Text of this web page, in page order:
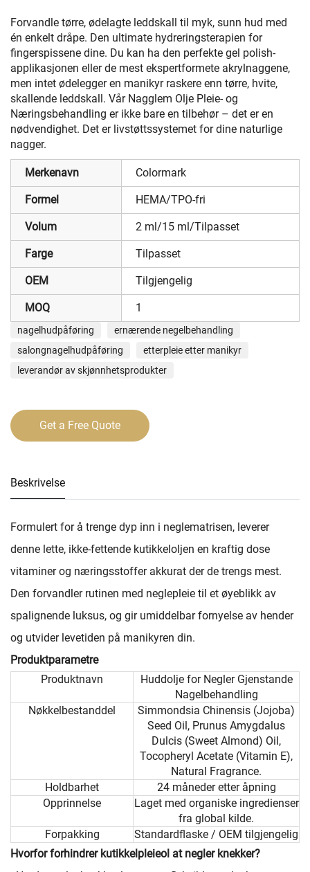
Forvandle tørre, ødelagte leddskall til myk, sunn hud med
én enkelt dråpe. Den ultimate hydreringsterapien for
fingerspissene dine. Du kan ha den perfekte gel polish-
applikasjonen eller de mest ekspertformete akrylnaggene,
men intet ødelegger en manikyr raskere enn tørre, hvite,
skallende leddskall. Vår Nagglem Olje Pleie- og
Næringsbehandling er ikke bare en tilbehør – det er en
nødvendighet. Det er livstøttssystemet for dine naturlige
nagger.
Merkenavn Colormark
Formel HEMA/TPO-fri
Volum 2 ml/15 ml/Tilpasset
Farge Tilpasset
OEM Tilgjengelig
MOQ 1
nagelhudpåføring
ernærende negelbehandling
salongnagelhudpåføring
etterpleie etter manikyr
leverandør av skjønnhetsprodukter
Get a Free Quote
Beskrivelse
Formulert for å trenge dyp inn i neglematrisen, leverer
denne lette, ikke-fettende kutikkeloljen en kraftig dose
vitaminer og næringsstoffer akkurat der de trengs mest.
Den forvandler rutinen med neglepleie til et øyeblikk av
spalignende luksus, og gir umiddelbar fornyelse av hender
og utvider levetiden på manikyren din.
Produktparametre
Produktnavn
Huddolje for Negler Gjenstande
Nagelbehandling
Nøkkelbestanddel
Simmondsia Chinensis (Jojoba)
Seed Oil, Prunus Amygdalus
Dulcis (Sweet Almond) Oil,
Tocopheryl Acetate (Vitamin E),
Natural Fragrance.
Holdbarhet
24 måneder etter åpning
Opprinnelse
Laget med organiske ingredienser
fra global kilde.
Forpakking
Standardflaske / OEM tilgjengelig
Hvorfor forhindrer kutikkelpleieol at negler knekker?